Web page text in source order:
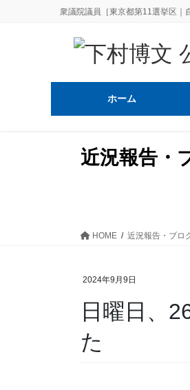
衆議院議員［東京都第11選挙区｜
ホーム
近況報告・
HOME 近況報告・ブロ
2024年9月9日
日曜日、
た